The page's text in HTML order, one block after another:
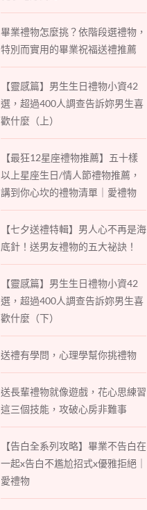
畢業禮物怎麼挑？依階段選禮物，
特別而實用的畢業祝福送禮推薦
【靈感篇】男生生日禮物小資42
選，超過400人調查告訴妳男生喜
歡什麼（上）
【最狂12星座禮物推薦】五十樣
以上星座生日/情人節禮物推薦，
講到你心坎的禮物清單｜愛禮物
【七夕送禮特輯】男人心不再是海
底針！送男友禮物的五大祕訣！
【靈感篇】男生生日禮物小資42
選，超過400人調查告訴妳男生喜
歡什麼（下）
送禮有學問，心理學幫你挑禮物
送長輩禮物就像遊戲，花心思練習
這三個技能，攻破心房非難事
【告白全系列攻略】畢業不告白在
一起x告白不尷尬招式x優雅拒絕｜
愛禮物